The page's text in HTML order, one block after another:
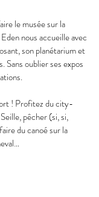
le musée sur la
nous accueille avec
son planétarium et
Sans oublier ses expos
! Profitez du city-
pêcher (si, si,
du canoé sur la